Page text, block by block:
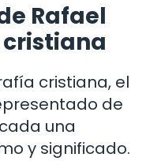
Rafael
cristiana, el
de
una
y significado.